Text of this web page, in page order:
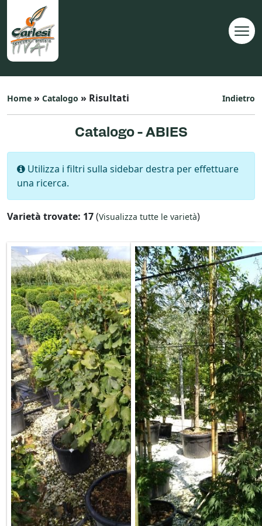
Indietro
Home » Catalogo » Risultati
Catalogo - ABIES
Utilizza i filtri sulla sidebar destra per effettuare
una ricerca.
Varietà trovate: 17(Visualizza tutte le varietà)